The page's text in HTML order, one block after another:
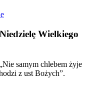
Wielkiego
„Nie samym chlebem żyje
z ust Bożych”.